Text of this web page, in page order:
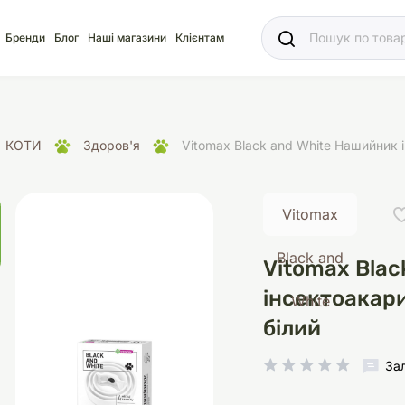
Здоров'я
Туалети та
Наповнювачі
для кліток Здоров'я
Здоров'я
акваріума Акваріуми
Бренди Блог Наші магазини Клієнтам
КОТИ Здоров'я Vitomax Black and White Нашийник
Vitomax
Black and
White
Vitomax
білий